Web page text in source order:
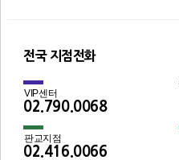
전국 지점전화
VIP센터
02.790.0068
판교지점
02.416.0066